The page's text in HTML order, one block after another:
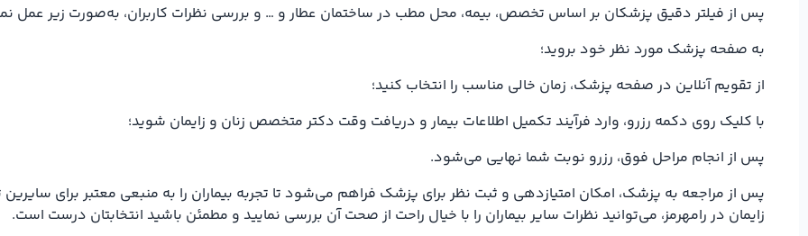
پس از فیلتر دقیق پزشکان بر اساس تخصص، بیمه، محل مطب در ساختمان عطار و … و بررسی نظرات کاربران، به‌صورت زیر عمل
به صفحه پزشک مورد نظر خود بروید؛
از تقویم آنلاین در صفحه پزشک، زمان خالی مناسب را انتخاب کنید؛
با کلیک روی دکمه رزرو، وارد فرآیند تکمیل اطلاعات بیمار و دریافت وقت دکتر متخصص زنان و زایمان شوید؛
پس از انجام مراحل فوق، رزرو نوبت شما نهایی می‌شود.
پس از مراجعه به پزشک، امکان امتیازدهی و ثبت نظر برای پزشک فراهم می‌شود تا تجربه بیماران را به منبعی معتبر برای
زایمان در رامهرمز، می‌توانید نظرات سایر بیماران را با خیال راحت از صحت آن بررسی نمایید و مطمئن باشید انتخابتان درست است.